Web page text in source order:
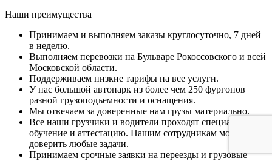
Наши преимущества
Принимаем и выполняем заказы круглосуточно, 7 дней
в неделю.
Выполняем перевозки на Бульваре Рокоссовского и всей
Московской области.
Поддерживаем низкие тарифы на все услуги.
У нас большой автопарк из более чем 250 фургонов
разной грузоподъемности и оснащения.
Мы отвечаем за доверенные нам грузы материально.
Все наши грузчики и водители проходят специальное
обучение и аттестацию. Нашим сотрудникам можно
доверить любые задачи.
Принимаем срочные заявки на переезды и грузовые